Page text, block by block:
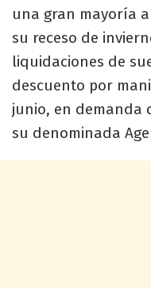
una gran mayoría
su receso de
liquidaciones de
descuento por
junio, en demanda
su denominada